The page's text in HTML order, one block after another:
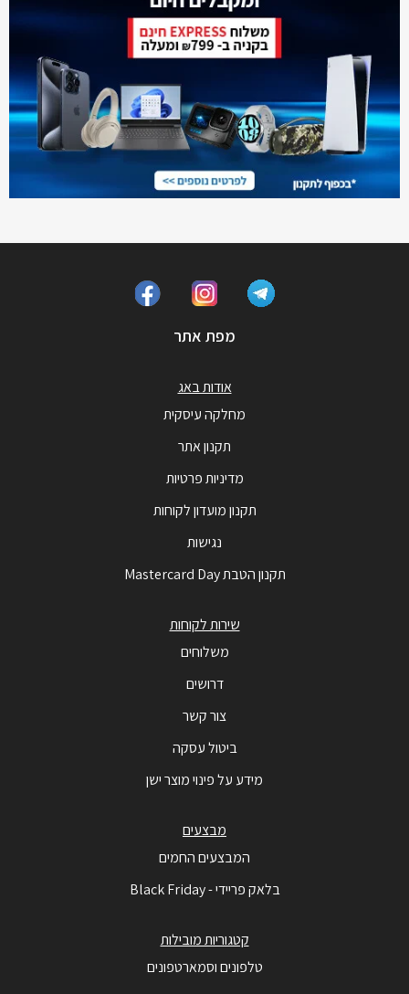
מפת אתר
אודות באג
מחלקה עיסקית
תקנון אתר
מדיניות פרטיות
תקנון מועדון לקוחות
נגישות
תקנון הטבת Mastercard Day
שירות לקוחות
משלוחים
דרושים
צור קשר
ביטול עסקה
מידע על פינוי מוצר ישן
מבצעים
המבצעים החמים
בלאק פריידי - Black Friday
קטגוריות מובילות
טלפונים וסמארטפונים